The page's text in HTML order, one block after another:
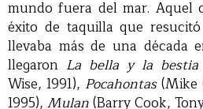
mundo fuera del mar. Aquel
éxito de taquilla que
llevaba más de una década
llegaron La bella y la bestia
Wise, 1991), Pocahontas(Mike
1995), Mulan(Barry Cook,